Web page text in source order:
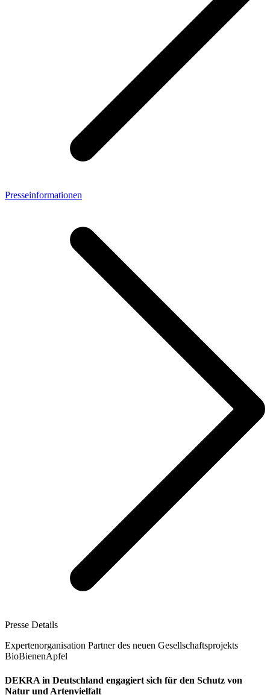
Presseinformationen
Presse Details
Expertenorganisation Partner des neuen Gesellschaftsprojekts
BioBienenApfel
DEKRA in Deutschland engagiert sich für den Schutz von
Natur und Artenvielfalt